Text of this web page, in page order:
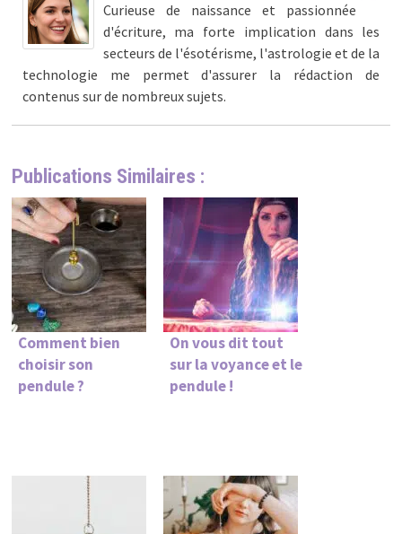
Curieuse de naissance et passionnée
d'écriture, ma forte implication dans les
secteurs de l'ésotérisme, l'astrologie et de la
technologie me permet d'assurer la rédaction de
contenus sur de nombreux sujets.
Publications Similaires :
Comment bien
choisir son
pendule ?
On vous dit tout
sur la voyance et le
pendule !